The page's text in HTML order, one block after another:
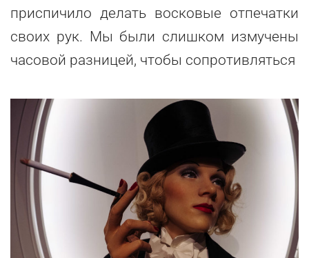
приспичило делать восковые отпечатки
своих рук. Мы были слишком измучены
часовой разницей, чтобы сопротивляться